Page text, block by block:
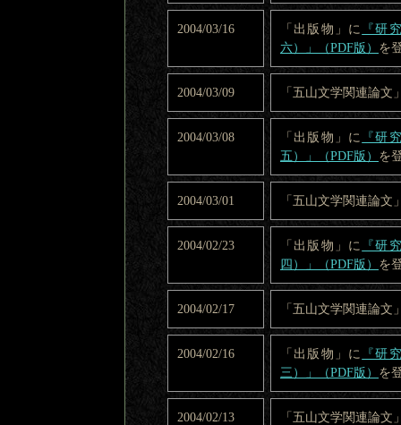
2004/03/16 「出版物」に
『研
六）」（PDF版） を
2004/03/09 「五山文学関連論文
2004/03/08 「出版物」に
『研
五）」（PDF版） を
2004/03/01 「五山文学関連論文
2004/02/23 「出版物」に
『研
四）」（PDF版） を
2004/02/17 「五山文学関連論文
2004/02/16 「出版物」に
『研
三）」（PDF版） を
2004/02/13 「五山文学関連論文